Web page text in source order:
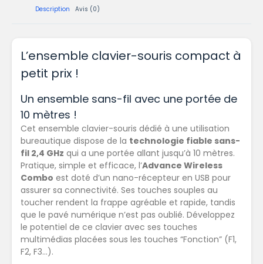
Description Avis (0)
L’ensemble clavier-souris compact à
petit prix !
Un ensemble sans-fil avec une portée de
10 mètres !
Cet ensemble clavier-souris dédié à une utilisation
bureautique dispose de la technologie fiable sans-
fil 2,4 GHz qui a une portée allant jusqu’à 10 mètres.
Pratique, simple et efficace, l’Advance Wireless
Combo est doté d’un nano-récepteur en USB pour
assurer sa connectivité. Ses touches souples au
toucher rendent la frappe agréable et rapide, tandis
que le pavé numérique n’est pas oublié. Développez
le potentiel de ce clavier avec ses touches
multimédias placées sous les touches “Fonction” (F1,
F2, F3…).